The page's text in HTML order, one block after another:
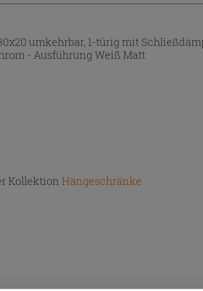
umkehrbar, 1-türig mit
- Ausführung Weiß Matt
Kollektion Hängeschränke